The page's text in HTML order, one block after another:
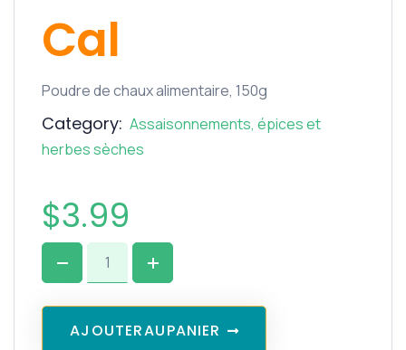
Cal
Poudre de chaux alimentaire, 150g
Category: Assaisonnements, épices et
herbes sèches
$3.99
AJ OUTERAUPANIER